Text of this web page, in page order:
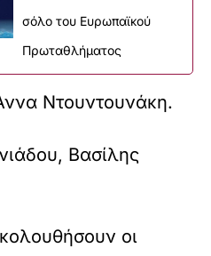
σόλο του Ευρωπαϊκού
Πρωταθλήματος
Ντουντουνάκη.
Βασίλης
οι